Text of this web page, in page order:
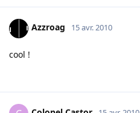
Azzroag 15 avr. 2010
cool !